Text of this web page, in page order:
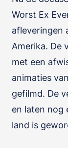
Worst Ex
afleveringen
Amerika. De
met een
animaties
gefilmd. De
en laten nog
land is